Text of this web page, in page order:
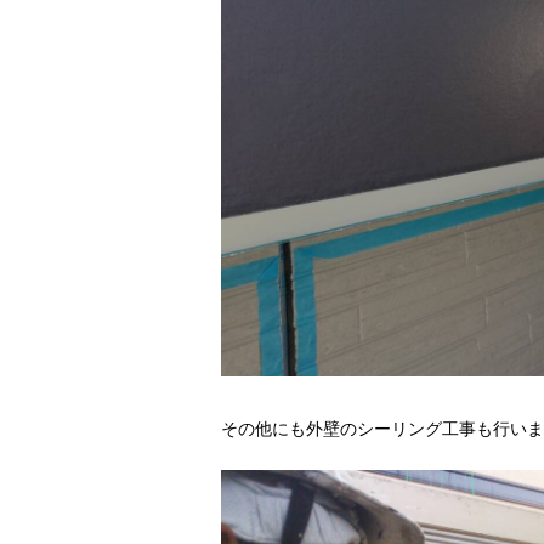
その他にも外壁のシーリング工事も行い